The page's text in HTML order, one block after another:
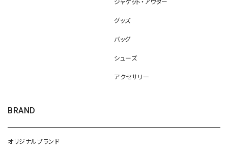
ジャケット・アウター
グッズ
バッグ
シューズ
アクセサリー
BRAND
オリジナルブランド